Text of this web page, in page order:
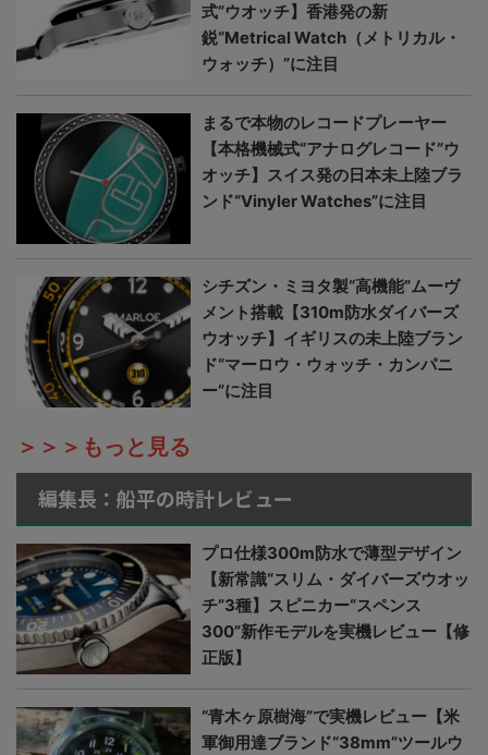
式”ウオッチ】香港発の新
鋭“Metrical Watch（メトリカル・
ウォッチ）”に注目
まるで本物のレコードプレーヤー
【本格機械式“アナログレコード”ウ
オッチ】スイス発の日本未上陸ブラ
ンド“Vinyler Watches”に注目
シチズン・ミヨタ製“高機能”ムーヴ
メント搭載【310m防水ダイバーズ
ウオッチ】イギリスの未上陸ブラン
ド“マーロウ・ウォッチ・カンパニ
ー”に注目
＞＞＞もっと見る
編集長：船平の時計レビュー
プロ仕様300m防水で薄型デザイン
【新常識“スリム・ダイバーズウオッ
チ”3種】スピニカー“スペンス
300”新作モデルを実機レビュー【修
正版】
“青木ヶ原樹海”で実機レビュー【米
軍御用達ブランド“38mm”ツールウ